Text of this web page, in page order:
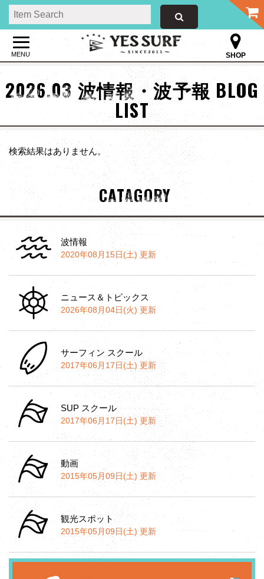
MENU SHOP
2026.03 波情報・波予報 BLOG
LIST
検索結果はありません。
CATAGORY
波情報
2020年08月15日(土) 更新
ニュース＆トピックス
2026年08月04日(火) 更新
サーフィン スクール
2017年06月17日(土) 更新
SUP スクール
2017年06月17日(土) 更新
動画
2015年05月09日(土) 更新
観光スポット
2015年05月09日(土) 更新